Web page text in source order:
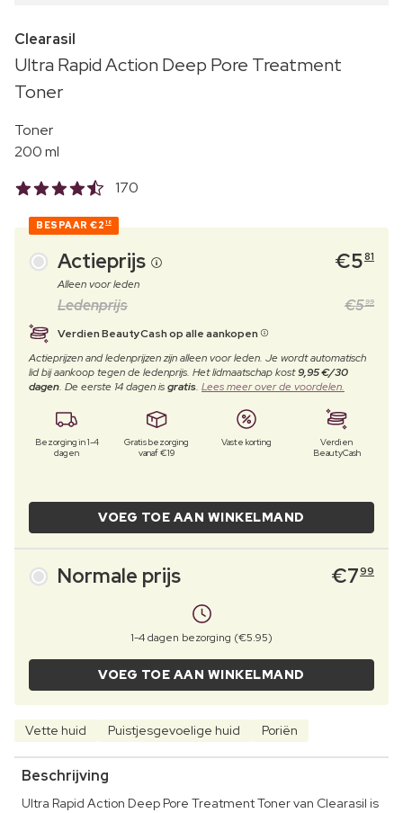
Clearasil
Ultra Rapid Action Deep Pore Treatment
Toner
Toner
200 ml
170
BESPAAR €2 18
Actieprijs €581
Alleen voor leden
Ledenprijs €599
Verdien BeautyCash op alle aankopen
Actieprijzen and ledenprijzen zijn alleen voor leden. Je wordt automatisch
lid bij aankoop tegen de ledenprijs. Het lidmaatschap kost9,95 €/30
dagen. De eerste 14 dagen isgratis. Lees meer over de voordelen.
Bezorging in 1-4
dagen
Gratis bezorging
vanaf €19
Vaste korting
Verdien
BeautyCash
VOEG TOE AAN WINKELMAND
Normale prijs €799
1-4 dagen bezorging (€5.95)
VOEG TOE AAN WINKELMAND
Vette huid Puistjesgevoelige huid Poriën
Beschrijving
Ultra Rapid Action Deep Pore Treatment Toner van Clearasil is